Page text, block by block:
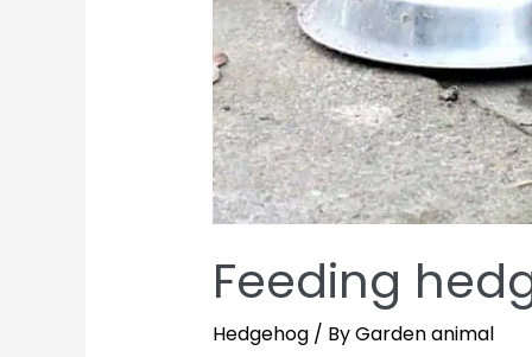
Feeding
Hedgehog/ ByGarden animal